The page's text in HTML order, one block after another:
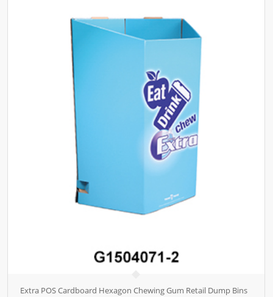
Extra POS Cardboard Hexagon Chewing Gum Retail Dump Bins